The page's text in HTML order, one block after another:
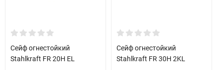
Сейф огнестойкий
Stahlkraft FR 20H EL
Сейф огнестойкий
Stahlkraft FR 30H 2KL